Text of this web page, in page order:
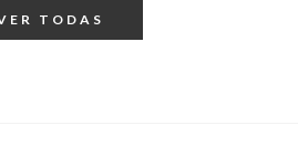
TODAS